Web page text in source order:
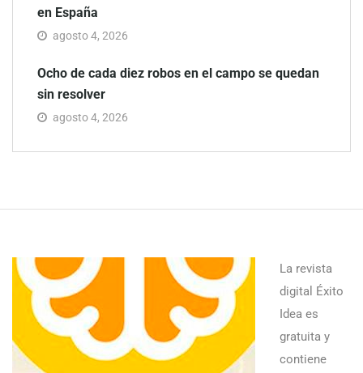
en España
agosto 4, 2026
Ocho de cada diez robos en el campo se quedan
sin resolver
agosto 4, 2026
La revista
digital Éxito
Idea es
gratuita y
contiene